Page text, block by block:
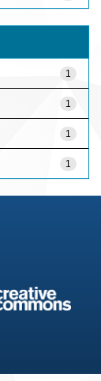
1
1
1
1